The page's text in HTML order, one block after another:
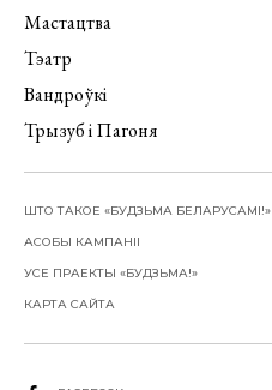
Мастацтва
Тэатр
Вандроўкі
Трызуб і Пагоня
ШТО ТАКОЕ «БУДЗЬМА БЕЛАРУСАМІ!»
АСОБЫ КАМПАНІІ
УСЕ ПРАЕКТЫ «БУДЗЬМА!»
КАРТА САЙТА